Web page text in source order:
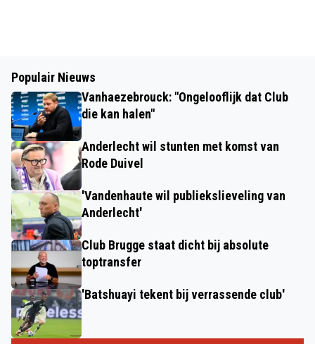
Populair Nieuws
Vanhaezebrouck: "Ongelooflijk dat Club
die kan halen"
Anderlecht wil stunten met komst van
Rode Duivel
'Vandenhaute wil publiekslieveling van
Anderlecht'
Club Brugge staat dicht bij absolute
toptransfer
'Batshuayi tekent bij verrassende club'